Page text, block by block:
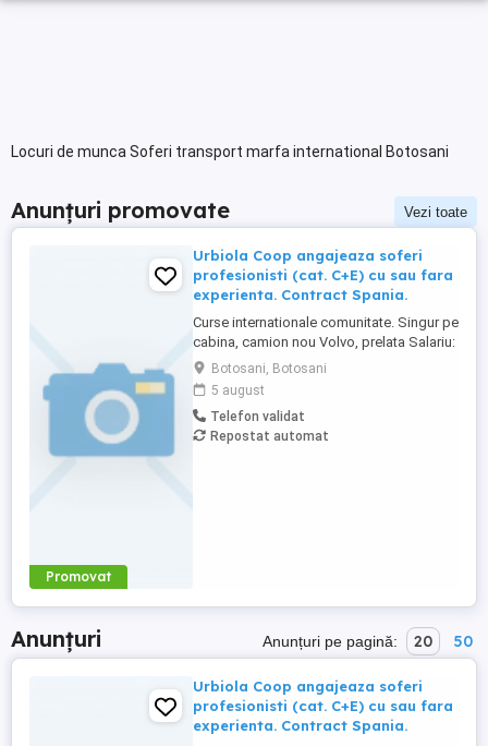
Locuri de munca Soferi transport marfa international Botosani
Anunțuri promovate Vezi toate
Promovat
Urbiola Coop angajeaza soferi
profesionisti (cat. C+E) cu sau fara
experienta. Contract Spania.
Curse internationale comunitate. Singur pe
cabina, camion nou Volvo, prelata Salariu:
2700 luna net 12.000 km (garantat) Prima
0,06 camion km extra peste 12000 km; +
100 prima la angajare pt. ADR; + 300 prima
pentru 6 luni lucrate; + 300 prima pentru 9
luni lucrate; + 300 prima pentru 12 luni
Botosani, Botosani
5 august
Telefon validat
Repostat automat
Anunțuri Anunțuri pe pagină: 20 50
Urbiola Coop angajeaza soferi
profesionisti (cat. C+E) cu sau fara
experienta. Contract Spania.